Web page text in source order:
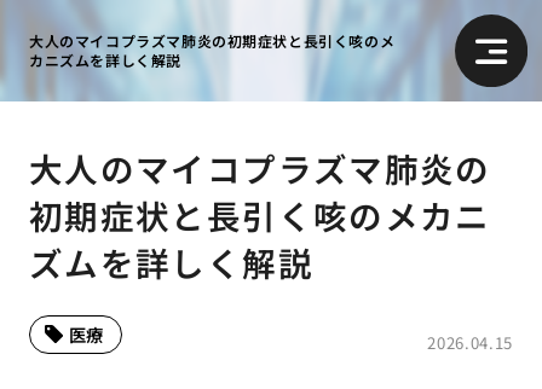
大人のマイコプラズマ肺炎の初期症状と長引く咳のメ
カニズムを詳しく解説
大人のマイコプラズマ肺炎の
初期症状と長引く咳のメカニ
ズムを詳しく解説
2026.04.15
医療